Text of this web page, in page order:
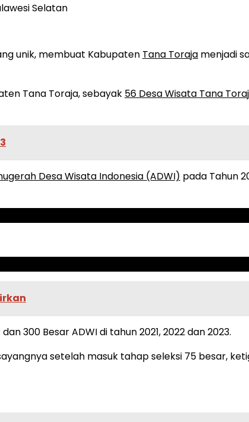
Selatan
unik, membuat Kabupaten Tana Toraja menjadi
Tana Toraja, sebayak 56 Desa Wisata Tana
Desa Wisata Indonesia (ADWI) pada Tahun
300 Besar ADWI di tahun 2021, 2022 dan 2023.
setelah masuk tahap seleksi 75 besar,